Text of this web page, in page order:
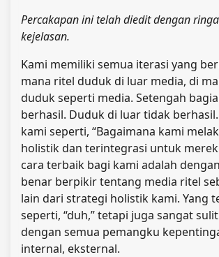
Percakapan ini telah diedit dengan
kejelasan.
Kami memiliki semua iterasi yang
mana ritel duduk di luar media, di
duduk seperti media. Setengah
berhasil. Duduk di luar tidak
kami seperti, “Bagaimana kami
holistik dan terintegrasi untuk merek
cara terbaik bagi kami adalah
benar berpikir tentang media ritel
lain dari strategi holistik kami. Yang
seperti, “duh,” tetapi juga sangat
dengan semua pemangku
internal, eksternal.